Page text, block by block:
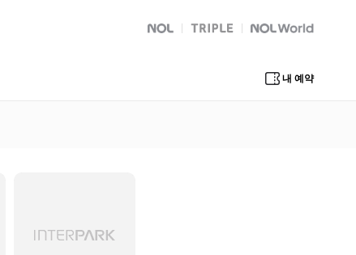
NOL
트리플 Global Interpark
내 예약